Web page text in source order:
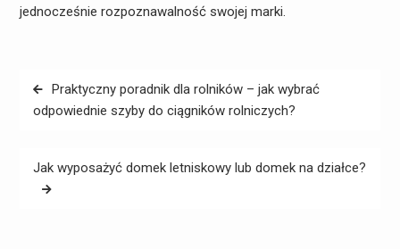
jednocześnie rozpoznawalność swojej marki.
Nawigacja
wpisu
Praktyczny poradnik dla rolników – jak wybrać
odpowiednie szyby do ciągników rolniczych?
Jak wyposażyć domek letniskowy lub domek na działce?